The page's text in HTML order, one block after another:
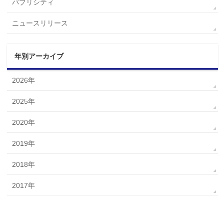
パブリシティ
ニュースリリース
年別アーカイブ
2026年
2025年
2020年
2019年
2018年
2017年